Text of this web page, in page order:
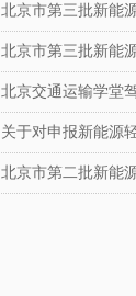
北京市第三批新能
北京市第三批新能
北京交通运输学堂
关于对申报新能源
北京市第二批新能